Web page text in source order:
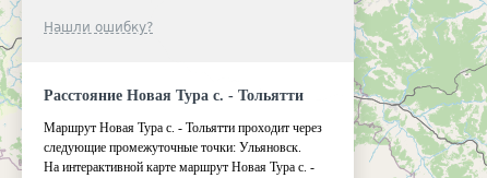
Нашли ошибку?
Расстояние Новая Тура с. - Тольятти
Маршрут Новая Тура с. - Тольятти проходит через
следующие промежуточные точки: Ульяновск.
На интерактивной карте маршрут Новая Тура с. -